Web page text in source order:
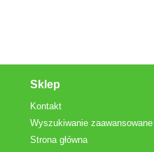
Sklep
Kontakt
Wyszukiwanie zaawansowane
Strona główna